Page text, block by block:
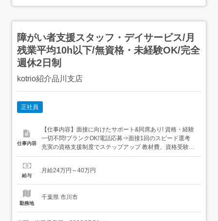
障がい者支援スタッフ・デイサービス/月
残業平均10h以下/無資格・未経験OK/完全
週休2日制
kotrio紹介品川支店
正社員
仕事内容
【仕事内容】面接に向けたサポート&同席あり! 資格・経験
一切不問!ブランクOK!電話応募⇒面接1回のスピード選考
充実の資格支援制度でステップアップ 教材費、資格受験費
など、資格取得にかかった費用をキャッシュバックいたし
る制度が整っています。╭ 専属コーディネーターが手厚く
給与
月給24万円～40万円
勤務地
千葉県 市川市